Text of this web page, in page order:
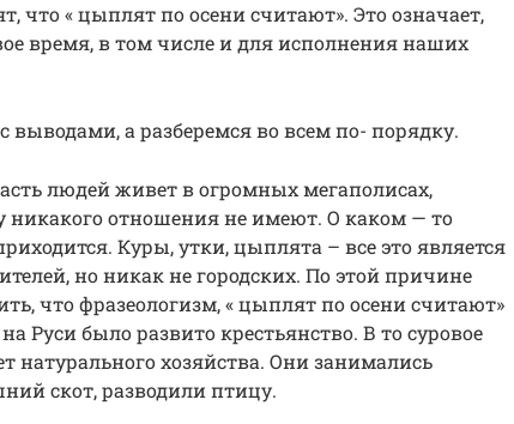
что « цыплят по осени считают». Это означает,
время, в том числе и для исполнения наших
выводами, а разберемся во всем по- порядку.
людей живет в огромных мегаполисах,
никакого отношения не имеют. О каком — то
Куры, утки, цыплята – все это является
но никак не городских. По этой причине
что фразеологизм, « цыплят по осени считают»
Руси было развито крестьянство. В то суровое
хозяйства. Они занимались
скот, разводили птицу.